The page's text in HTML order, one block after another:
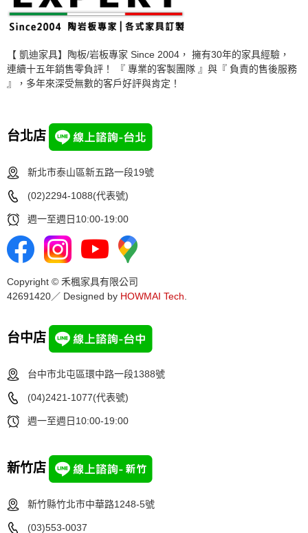
【 凱迪家具】陶板/岩板專家 Since 2004， 擁有30年的家具經驗，
連續十五年銷售零負評！ 『 專業的客製團隊 』與『 負責的售後服務
』，多年來深受無數的客戶好評與肯定！
台北店
新北市泰山區新五路一段19號
(02)2294-1088(代表號)
週一至週日10:00-19:00
Copyright © 禾楓家具有限公司
42691420／ Designed by HOWMAI Tech
台中店
台中市北屯區環中路一段1388號
(04)2421-1077(代表號)
週一至週日10:00-19:00
新竹店
新竹縣竹北市中華路1248-5號
(03)553-0037